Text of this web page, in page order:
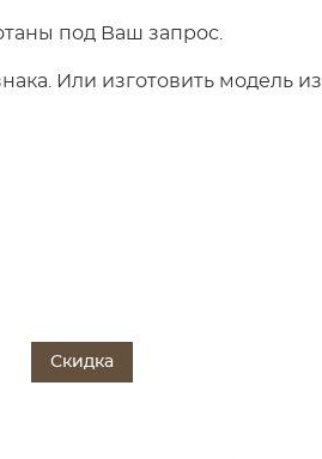
под Ваш запрос.
Или изготовить модель из
Скидка